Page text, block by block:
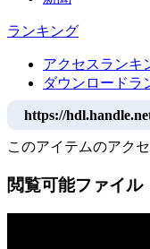
ランキング
アクセスランキ
ダウンロードラ
https://
このアイテムのアク
閲覧可能ファイル